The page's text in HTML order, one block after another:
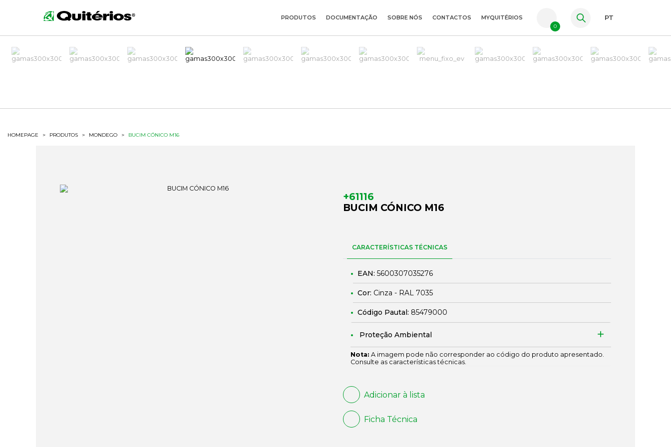
ES
PRODUTOS DOCUMENTAÇÃO SOBRE NÓS CONTACTOS MYQUITÉRIOS
0
PT
HOMEPAGE > PRODUTOS > MONDEGO > BUCIM CÓNICO M16
+61116
BUCIM CÓNICO M16
CARACTERÍSTICAS TÉCNICAS
EAN: 5600307035276
Cor: Cinza - RAL 7035
Código Pautal: 85479000
Proteção Ambiental
Nota: A imagem pode não corresponder ao código do produto apresentado.
Consulte as características técnicas.
Adicionar à lista
Ficha Técnica